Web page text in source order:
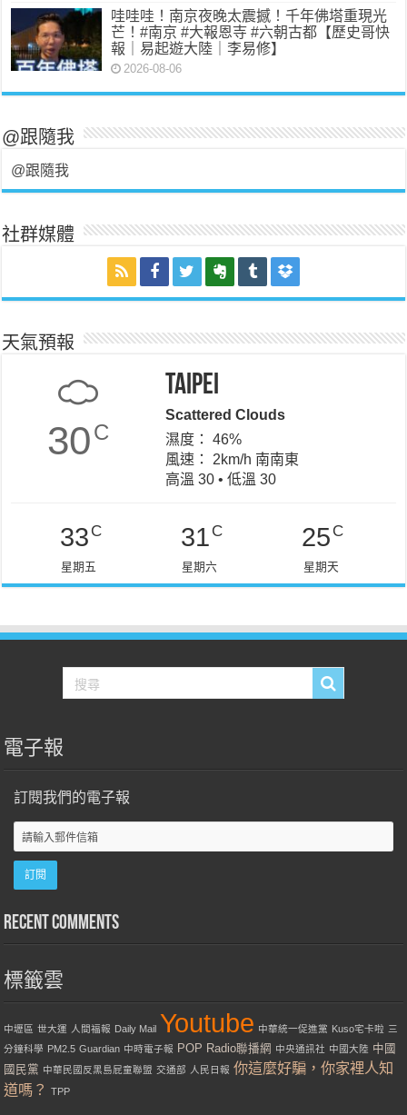
哇哇哇！南京夜晚太震撼！千年佛塔重現光
芒！#南京 #大報恩寺 #六朝古都【歷史哥快
報｜易起遊大陸｜李易修】
2026-08-06
@跟隨我
@跟隨我
社群媒體
天氣預報
30C
Taipei
Scattered Clouds
濕度： 46%
風速： 2km/h 南南東
高溫 30 • 低溫 30
33 C
星期五
31 C
星期六
25 C
星期天
電子報
訂閱我們的電子報
Recent Comments
標籤雲
中壢區 世大運 人間福報 Daily Mail Youtube 中華統一促進黨 Kuso宅卡啦 三
分鐘科學 PM2.5 Guardian 中時電子報 POP Radio聯播網 中央通訊社 中國大陸 中國
國民黨 中華民國反黑島屁童聯盟 交通部 人民日報 你這麼好騙，你家裡人知
道嗎？
TPP